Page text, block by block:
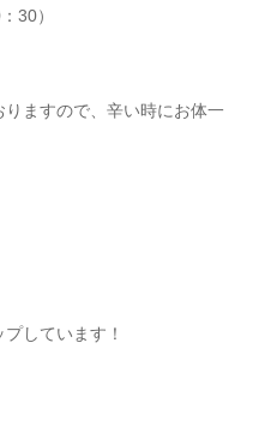
30）
ますので、辛い時にお体一
しています！